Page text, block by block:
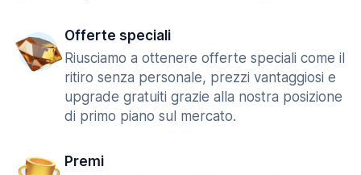
Offerte speciali
Riusciamo a ottenere offerte speciali come il
ritiro senza personale, prezzi vantaggiosi e
upgrade gratuiti grazie alla nostra posizione
di primo piano sul mercato.
Premi